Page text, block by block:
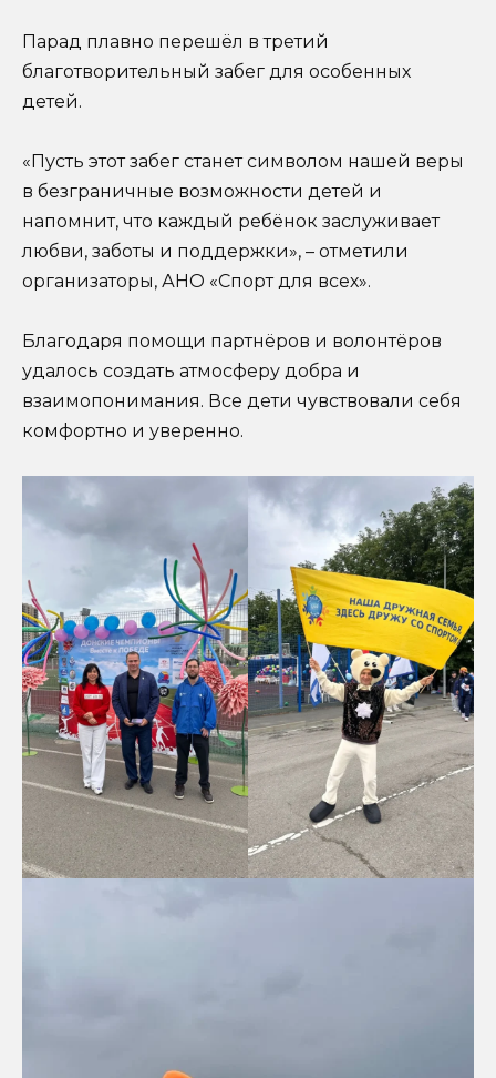
Парад плавно перешёл в третий
благотворительный забег для особенных
детей.
«Пусть этот забег станет символом нашей веры
в безграничные возможности детей и
напомнит, что каждый ребёнок заслуживает
любви, заботы и поддержки», – отметили
организаторы, АНО «Спорт для всех».
Благодаря помощи партнёров и волонтёров
удалось создать атмосферу добра и
взаимопонимания. Все дети чувствовали себя
комфортно и уверенно.